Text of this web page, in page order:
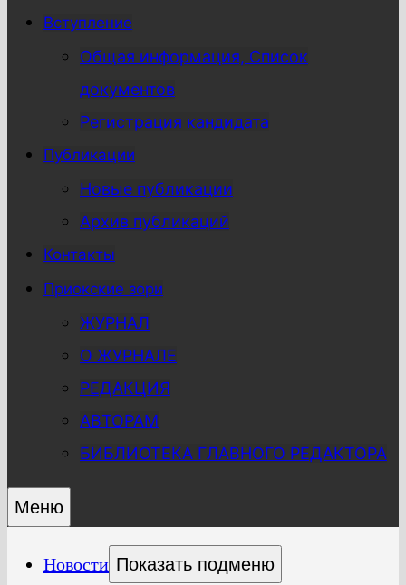
Вступление
Общая информация, Список
документов
Регистрация кандидата
Публикации
Новые публикации
Архив публикаций
Контакты
Приокские зори
ЖУРНАЛ
О ЖУРНАЛЕ
РЕДАКЦИЯ
АВТОРАМ
БИБЛИОТЕКА ГЛАВНОГО РЕДАКТОРА
Меню
Новости Показать подменю